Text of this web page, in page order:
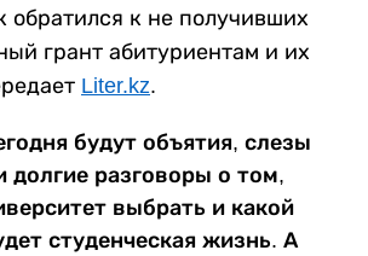
обратился к не получивших
грант абитуриентам и их
Liter.kz.
будут объятия, слезы
долгие разговоры о том,
выбрать и какой
студенческая жизнь. А